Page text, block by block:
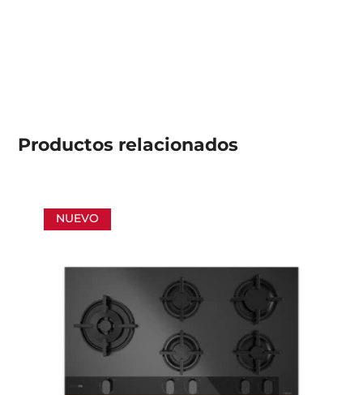
Productos relacionados
NUEVO